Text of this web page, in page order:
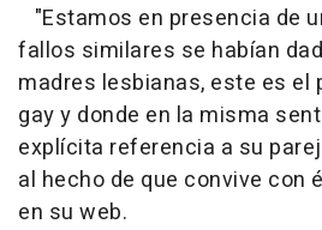
"Estamos en presencia de
fallos similares se habían
madres lesbianas, este es el
gay y donde en la misma
explícita referencia a su
al hecho de que convive con
en su web.